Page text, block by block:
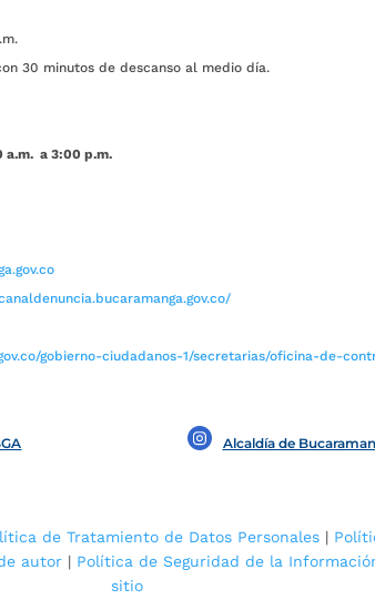
minutos de descanso al medio día.
a.m. a 3:00 p.m.
gobierno-ciudadanos-1/secretarias/oficina-de-
Alcaldía de
de Tratamiento de Datos Personales |
autor | Política de Seguridad de la
sitio